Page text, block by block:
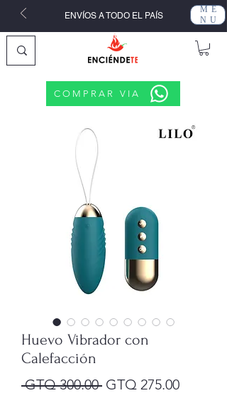
ME
NU
ENVÍOS A TODO EL PAÍS
COMPRAR VIA
Huevo Vibrador con
Calefacción
GTQ 300.00 Precio
GTQ 275.00Precio